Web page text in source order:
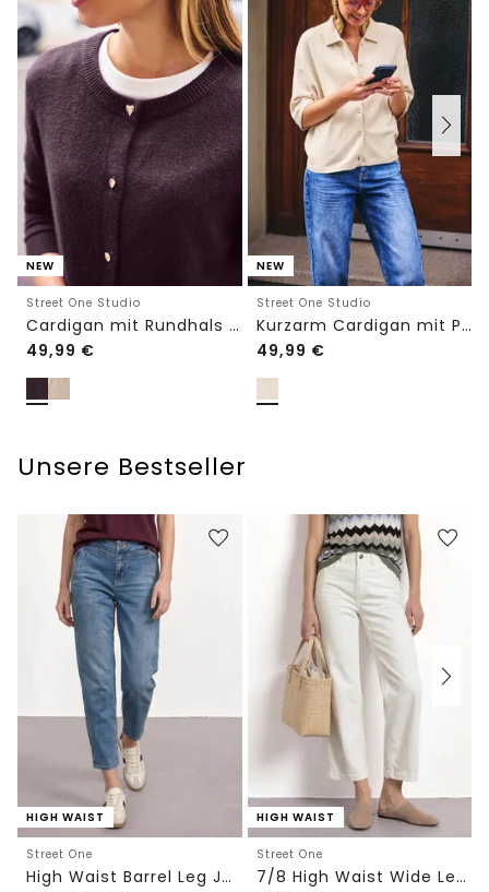
NEW
Street One Studio
Cardigan mit Rundhals und Knöpfen
49,99 €
NEW
Street One Studio
Kurzarm Cardigan mit Polokragen
49,99 €
Unsere Bestseller
HIGH WAIST
Street One
High Waist Barrel Leg Jeans im Loose Fit
HIGH WAIST
Street One
7/8 High Waist Wide Leg Jeans im Loose Fit